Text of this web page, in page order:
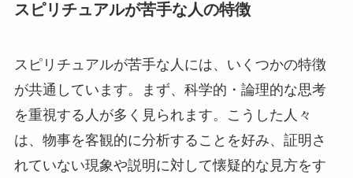
スピリチュアルが苦手な人の特徴
スピリチュアルが苦手な人には、いくつかの特徴
が共通しています。まず、科学的・論理的な思考
を重視する人が多く見られます。こうした人々
は、物事を客観的に分析することを好み、証明さ
れていない現象や説明に対して懐疑的な見方をす